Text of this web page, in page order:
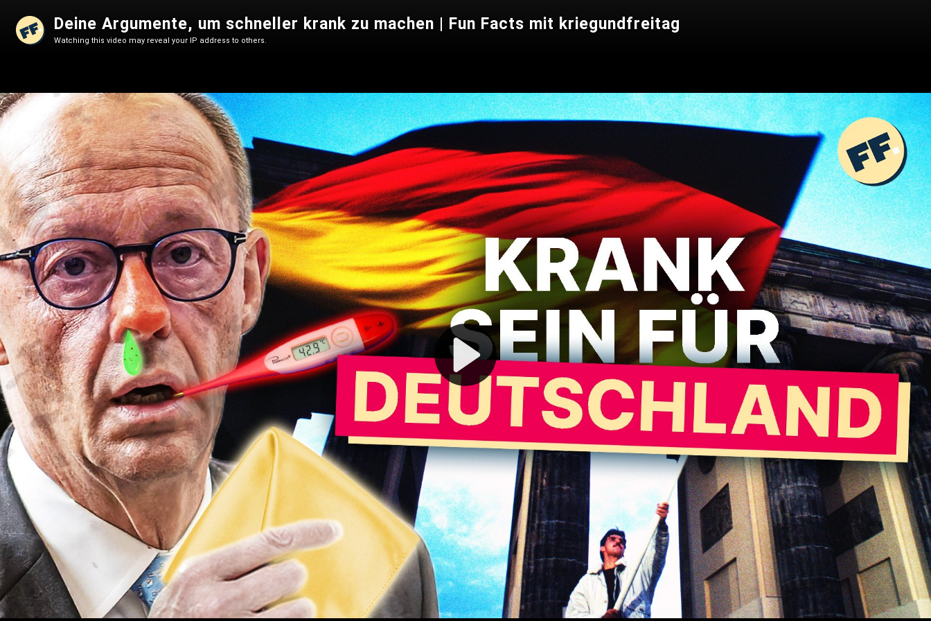
Play
Video
Deine Argumente, um schneller krank zu machen | Fun Facts mit kriegundfreitag
Watching this video may reveal your IP address to others.